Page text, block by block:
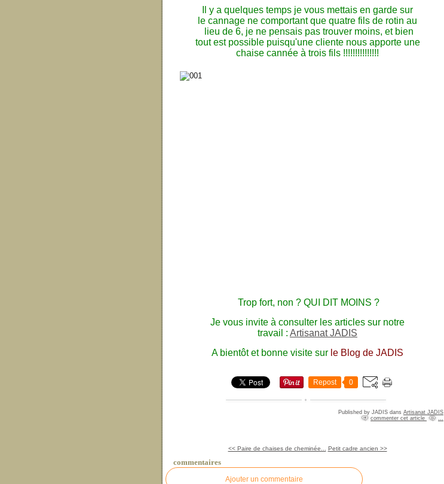
Il y a quelques temps je vous mettais en garde sur
le cannage ne comportant que quatre fils de rotin au
lieu de 6, je ne pensais pas trouver moins, et bien
tout est possible puisqu'une cliente nous apporte une
chaise cannée à trois fils !!!!!!!!!!!!!!!
Trop fort, non ? QUI DIT MOINS ?
Je vous invite à consulter les articles sur notre
travail : Artisanat JADIS
A bientôt et bonne visite sur le Blog de JADIS
Repost 0
Published by JADIS dans Artisanat JADIS
commenter cet article
<< Paire de chaises de cheminée... Petit cadre ancien >>
commentaires
Ajouter un commentaire